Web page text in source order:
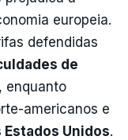
europeia.
defendidas
de
enquanto
americanos e
Unidos.